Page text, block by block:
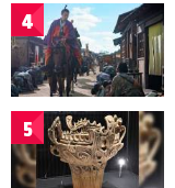
4
5